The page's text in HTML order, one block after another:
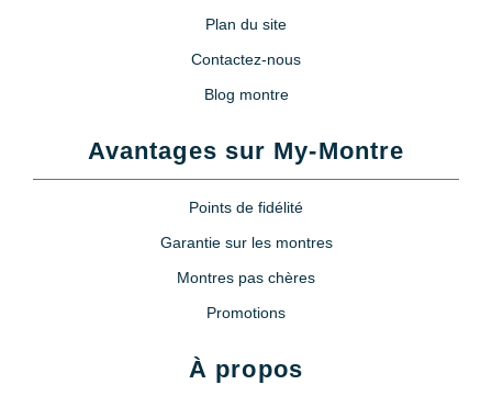
Plan du site
Contactez-nous
Blog montre
Avantages sur My-Montre
Points de fidélité
Garantie sur les montres
Montres pas chères
Promotions
À propos